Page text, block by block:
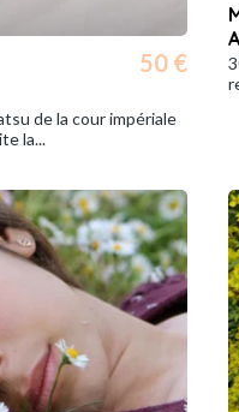
50 €
de la cour impériale
la...